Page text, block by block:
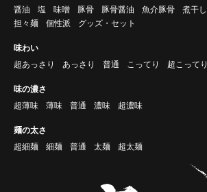
醤油
塩 味噌 豚骨 豚骨醤油 魚介豚骨 煮干し
担々麺
個性派 グッズ・セット
味わい
超あっさり
あっさり 普通 こってり 超こってり
味の濃さ
超薄味
薄味 普通 濃味 超濃味
麺の太さ
超細麺
細麺 普通 太麺 超太麺